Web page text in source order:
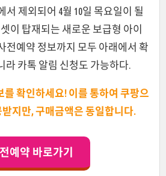
서 제외되어 4월 10일 목요일이 될
이 탑재되는 새로운 보급형 아이
전예약 정보까지 모두 아래에서 확
라 카톡 알림 신청도 가능하다.
확인하세요! 이를 통하여 쿠팡으
지만, 구매금액은 동일합니다.
예약 바로가기